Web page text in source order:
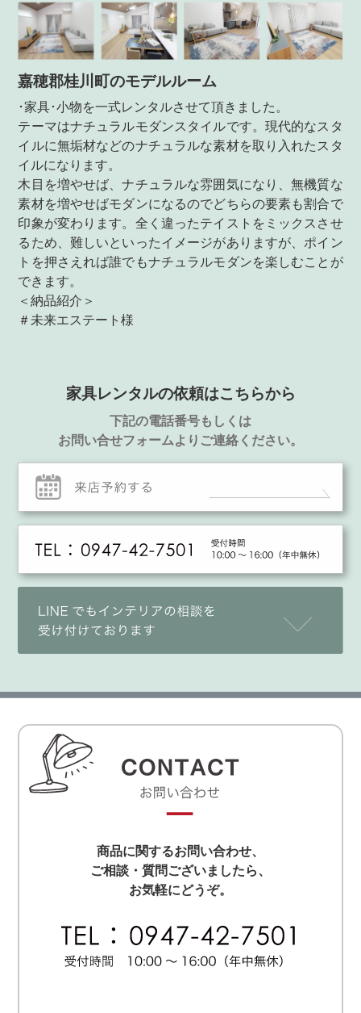
嘉穂郡桂川町のモデルルーム
･家具･小物を一式レンタルさせて頂きました。
テーマはナチュラルモダンスタイルです。現代的なスタ
イルに無垢材などのナチュラルな素材を取り入れたスタ
イルになります。
木目を増やせば、ナチュラルな雰囲気になり、無機質な
素材を増やせばモダンになるのでどちらの要素も割合で
印象が変わります。全く違ったテイストをミックスさせ
るため、難しいといったイメージがありますが、ポイン
トを押さえれば誰でもナチュラルモダンを楽しむことが
できます。
＜納品紹介＞
＃未来エステート様
家具レンタルの依頼はこちらから
下記の電話番号もしくは
お問い合せフォームよりご連絡ください。
商品に関するお問い合わせ、
ご相談・質問ございましたら、
お気軽にどうぞ。